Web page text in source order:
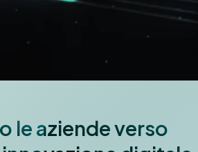
le aziende verso